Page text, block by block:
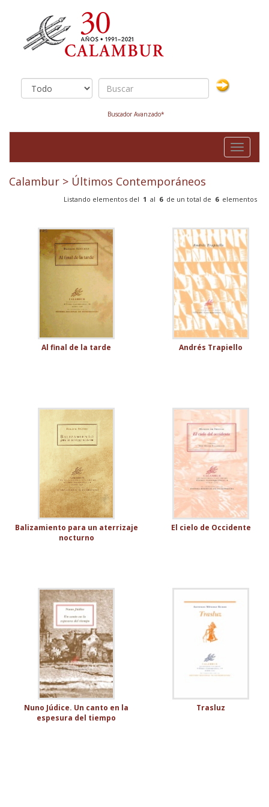
Buscador Avanzado*
Toggle
Calambur > Últimos Contemporáneos
Listando elementos del 1 al 6de un total de 6elementos
Al final de la tarde Andrés Trapiello
Balizamiento para un aterrizaje
nocturno
El cielo de Occidente
Nuno Júdice. Un canto en la
espesura del tiempo
Trasluz